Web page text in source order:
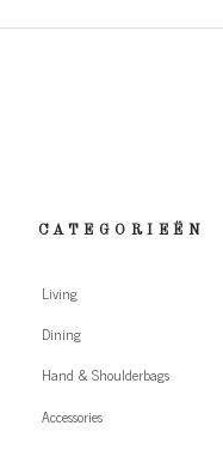
CATEGORIEËN
Living
Dining
Hand & Shoulderbags
Accessories